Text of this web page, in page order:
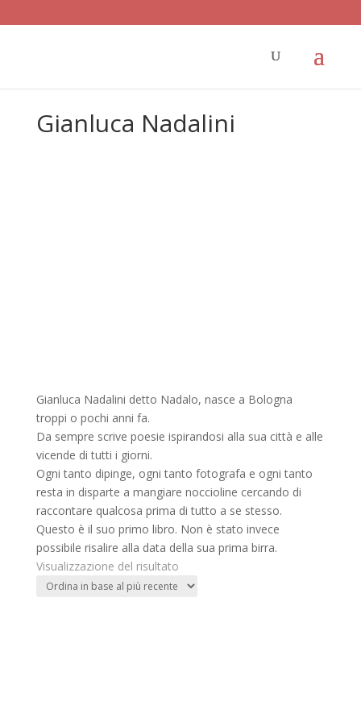
Gianluca Nadalini
Gianluca Nadalini detto Nadalo, nasce a Bologna
troppi o pochi anni fa.
Da sempre scrive poesie ispirandosi alla sua città e alle
vicende di tutti i giorni.
Ogni tanto dipinge, ogni tanto fotografa e ogni tanto
resta in disparte a mangiare noccioline cercando di
raccontare qualcosa prima di tutto a se stesso.
Questo è il suo primo libro. Non è stato invece
possibile risalire alla data della sua prima birra.
Visualizzazione del risultato